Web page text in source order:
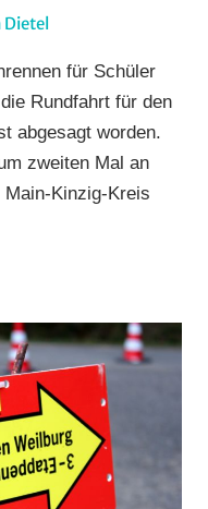
Dietel
Rundfahrten,
Rundstrecke,
Strasse,
Vereine
für Schüler
Rundfahrt für den
abgesagt worden.
zweiten Mal an
Main-Kinzig-Kreis